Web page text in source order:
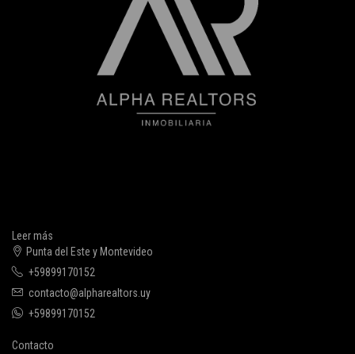
Leer más
Punta del Este y Montevideo
+59899170152
contacto@alpharealtors.uy
+59899170152
Contacto